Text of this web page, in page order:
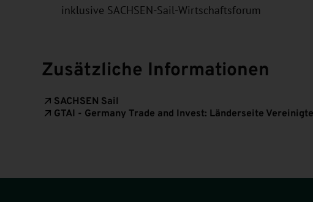
inklusive SACHSEN-Sail-Wirtschaftsforum
Zusätzliche Informationen
SACHSEN Sail
GTAI - Germany Trade and Invest: Länderseite